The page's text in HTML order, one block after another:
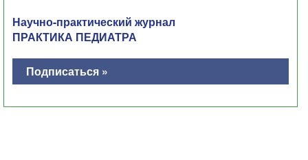
Научно-практический журнал
ПРАКТИКА ПЕДИАТРА
Подписаться »